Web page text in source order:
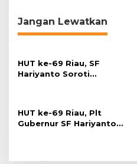
g
a
i
s
Jangan Lewatkan
HUT ke-69 Riau, SF
Hariyanto Soroti
HUT ke-69 Riau, Plt
Gubernur SF Hariyanto